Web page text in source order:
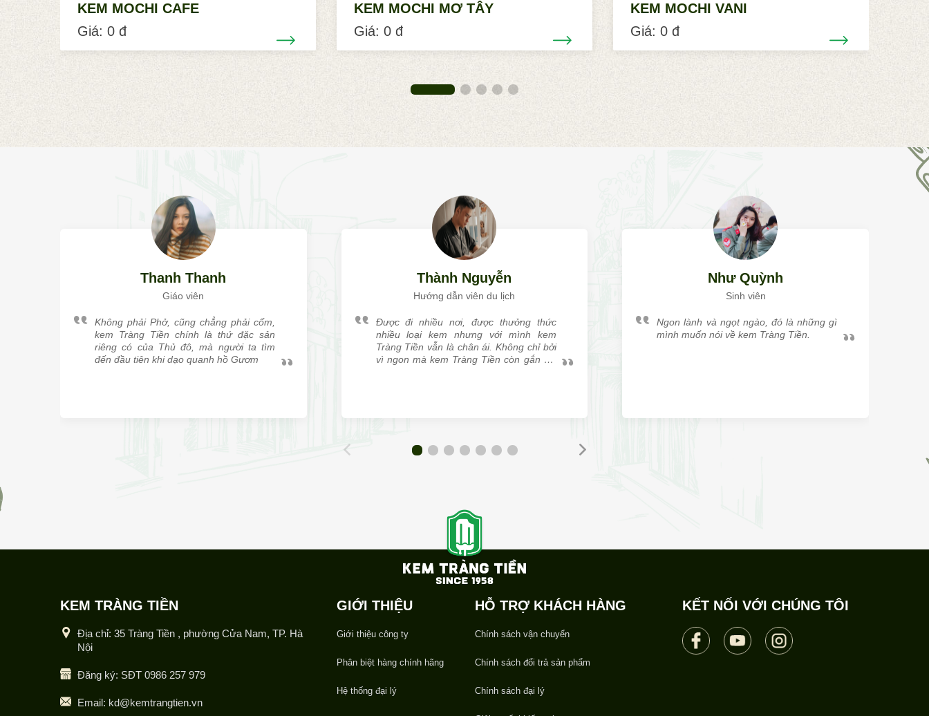
KEM MOCHI CAFE
Giá: 0 đ
KEM MOCHI MƠ TÂY
Giá: 0 đ
KEM MOCHI VANI
Giá: 0 đ
Thanh Thanh
Giáo viên
Không phải Phở, cũng chẳng phải cốm,
kem Tràng Tiền chính là thứ đặc sản
riêng có của Thủ đô, mà người ta tìm
đến đầu tiên khi dạo quanh hồ Gươm
Thành Nguyễn
Hướng dẫn viên du lịch
Được đi nhiều nơi, được thưởng thức
nhiều loại kem nhưng với mình kem
Tràng Tiền vẫn là chân ái. Không chỉ bởi
vì ngon mà kem Tràng Tiền còn gắn với
Như Quỳnh
Sinh viên
Ngon lành và ngọt ngào, đó là những gì
mình muốn nói về kem Tràng Tiền.
KEM TRÀNG TIỀN
Địa chỉ: 35 Tràng Tiền , phường Cửa Nam, TP. Hà
Nội
Đăng ký: SĐT 0986 257 979
Email: kd@kemtrangtien.vn
GIỚI THIỆU
Giới thiệu công ty
Phân biệt hàng chính hãng
Hệ thống đại lý
HỖ TRỢ KHÁCH HÀNG
Chính sách vận chuyển
Chính sách đổi trả sản phẩm
Chính sách đại lý
KẾT NỐI VỚI CHÚNG TÔI